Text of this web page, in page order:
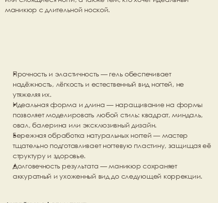
маникюр с длительной ноской.
Прочность и эластичность — гель обеспечивает
надёжность, лёгкость и естественный вид ногтей, не
утяжеляя их.
Идеальная форма и длина — наращивание на формы
позволяет моделировать любой стиль: квадрат, миндаль,
овал, балерина или эксклюзивный дизайн.
Бережная обработка натуральных ногтей — мастер
тщательно подготавливает ногтевую пластину, защищая её
структуру и здоровье.
Долговечность результата — маникюр сохраняет
аккуратный и ухоженный вид до следующей коррекции.